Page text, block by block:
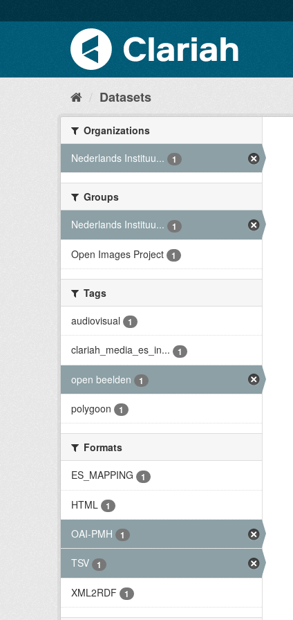
Datasets
Organizations
Nederlands Instituu...
1
Groups
Nederlands Instituu...
1
Open Images Project 1
Tags
audiovisual
1
clariah_media_es_in... 1
open beelden 1
polygoon 1
Formats
ES_MAPPING
1
HTML 1
OAI-PMH 1
TSV 1
XML2RDF 1